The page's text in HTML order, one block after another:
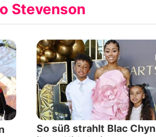
Stevenson
So süß strahlt Blac